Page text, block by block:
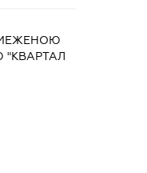
"КВАРТАЛ